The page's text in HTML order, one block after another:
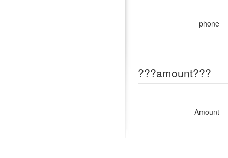
phone
???amount???
Amount